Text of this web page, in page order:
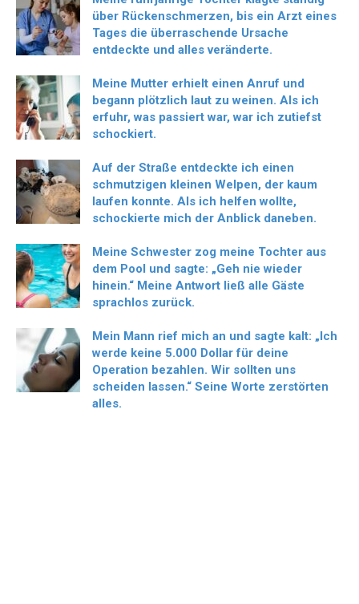
über Rückenschmerzen, bis ein Arzt eines
Tages die überraschende Ursache
entdeckte und alles veränderte.
Meine Mutter erhielt einen Anruf und
begann plötzlich laut zu weinen. Als ich
erfuhr, was passiert war, war ich zutiefst
schockiert.
Auf der Straße entdeckte ich einen
schmutzigen kleinen Welpen, der kaum
laufen konnte. Als ich helfen wollte,
schockierte mich der Anblick daneben.
Meine Schwester zog meine Tochter aus
dem Pool und sagte: „Geh nie wieder
hinein.“ Meine Antwort ließ alle Gäste
sprachlos zurück.
Mein Mann rief mich an und sagte kalt: „Ich
werde keine 5.000 Dollar für deine
Operation bezahlen. Wir sollten uns
scheiden lassen.“ Seine Worte zerstörten
alles.